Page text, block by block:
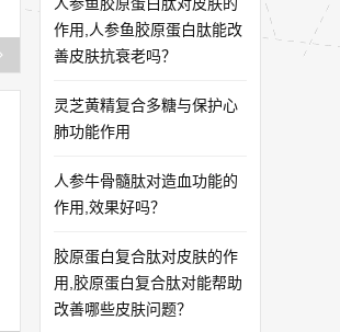
作用,人参鱼胶原蛋白肽能改
善皮肤抗衰老吗？
灵芝黄精复合多糖与保护心
肺功能作用
人参牛骨髓肽对造血功能的
作用,效果好吗？
胶原蛋白复合肽对皮肤的作
用,胶原蛋白复合肽对能帮助
改善哪些皮肤问题？